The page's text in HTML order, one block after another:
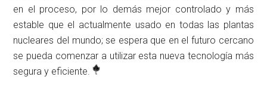
en el proceso, por lo demás mejor controlado y más
estable que el actualmente usado en todas las plantas
nucleares del mundo; se espera que en el futuro cercano
se pueda comenzar a utilizar esta nueva tecnología más
segura y eficiente.